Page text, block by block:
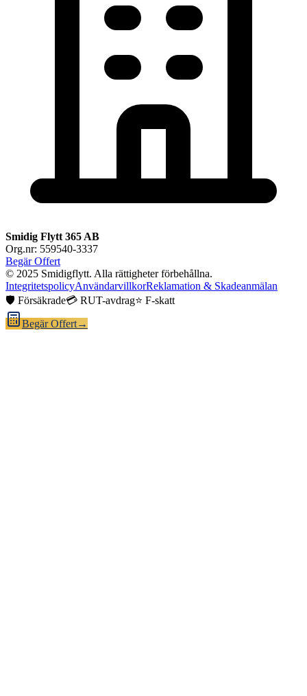
Smidig Flytt 365 AB
Org.nr: 559540-3337
Begär Offert
© 2025 Smidigflytt. Alla rättigheter förbehållna.
IntegritetspolicyAnvändarvillkorReklamation & Skadeanmälan
🛡️ Försäkrade💳 RUT-avdrag⭐ F-skatt
Begär Offert→